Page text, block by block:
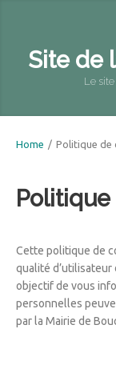
Site de
Le
Home / Politique de
Cette politique de
qualité
objectif de vous
personnelles
par la Mairie de